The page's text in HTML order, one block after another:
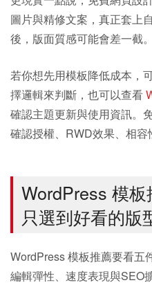
圖片與精修文案，真正套上
後，版面質感可能會差一截。
若你想先用模板降低成本，
擇邏輯來判斷，也可以查看
確認主題更新與使用資訊。
確認授權、RWD效果、相容
WordPress 模
只選到好看的版
WordPress 模板推薦要看五
編輯彈性、速度表現與SEO擴